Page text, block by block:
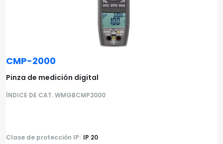
CMP-2000
Pinza de medición digital
ÍNDICE DE CAT. WMGBCMP2000
Clase de protección IP: IP 20